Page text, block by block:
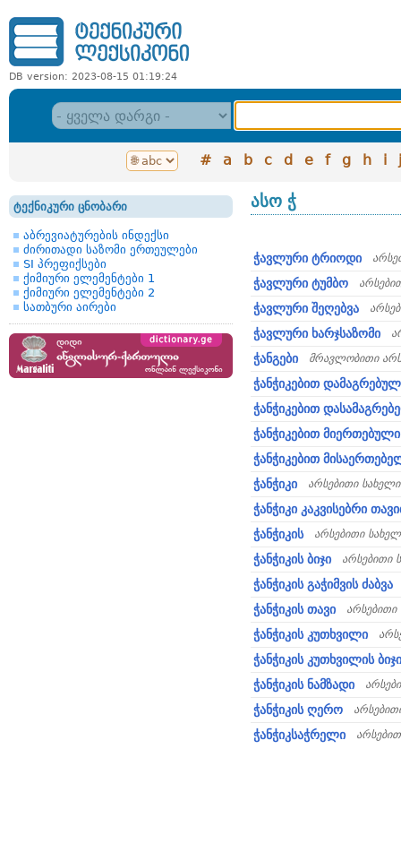
DB version: 2023-08-15 01:19:24
# a b c d e f g h i j
ტექნიკური ცნობარი
აბრევიატურების ინდექსი
ძირითადი საზომი ერთეულები
SI პრეფიქსები
ქიმიური ელემენტები 1
ქიმიური ელემენტები 2
სათბური აირები
ასო ჭ
ჭავლური ტრიოდი
ჭავლური ტუმბო
ჭავლური შეღებვა
ჭავლური ხარჯსაზომი
ჭანგები მრავლობითი
ჭანჭიკებით
ჭანჭიკებით
ჭანჭიკებით მიერთებული
ჭანჭიკებით
ჭანჭიკი
არსებითი სახელი
ჭანჭიკი კაკვისებრი
ჭანჭიკის
არსებითი
ჭანჭიკის ბიჯი არსებითი
ჭანჭიკის გაჭიმვის ძაბვა
ჭანჭიკის თავი
არსებითი
ჭანჭიკის კუთხვილი
ჭანჭიკის კუთხვილის ბიჯი
ჭანჭიკის ნამზადი
ჭანჭიკის ღერო
ჭანჭიკსაჭრელი